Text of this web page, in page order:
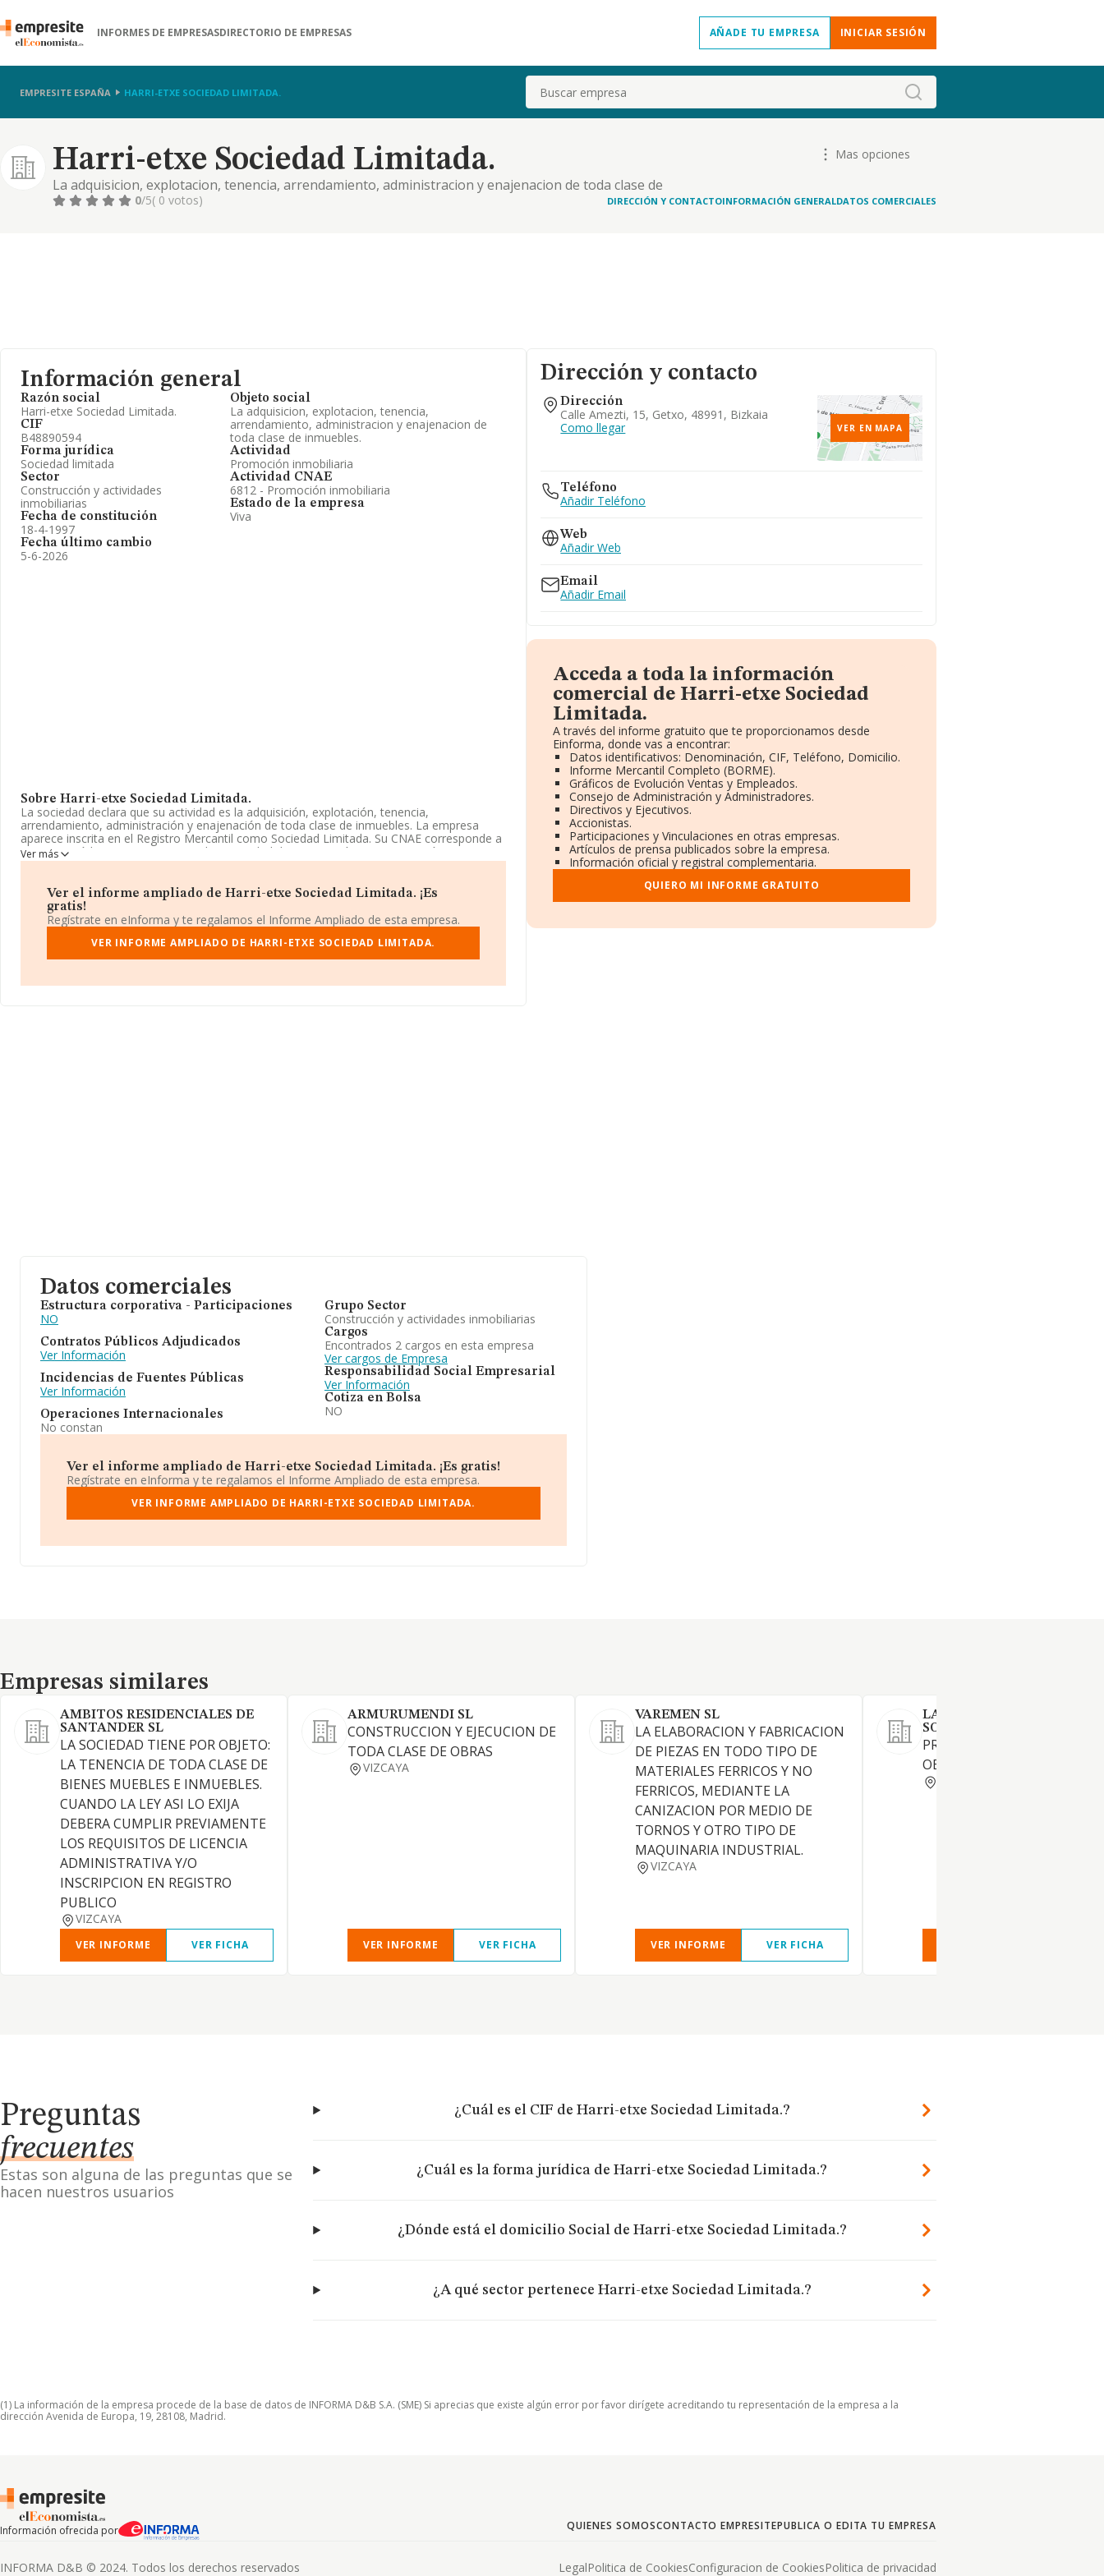
INFORMES DE EMPRESASDIRECTORIO DE EMPRESAS AÑADE TU EMPRESA INICIAR SESIÓN
EMPRESITE ESPAÑA HARRI-ETXE SOCIEDAD LIMITADA. Buscar
Harri-etxe Sociedad Limitada.
La adquisicion, explotacion, tenencia, arrendamiento, administracion y enajenacion de toda clase de
inmuebles.
Mas opciones
0/5( 0 votos) DIRECCIÓN Y CONTACTOINFORMACIÓN GENERALDATOS COMERCIALES
Información general
Razón social
Harri-etxe Sociedad Limitada.
CIF
B48890594
Forma jurídica
Sociedad limitada
Sector
Construcción y actividades
inmobiliarias
Fecha de constitución
18-4-1997
Fecha último cambio
5-6-2026
Objeto social
La adquisicion, explotacion, tenencia,
arrendamiento, administracion y enajenacion de
toda clase de inmuebles.
Actividad
Promoción inmobiliaria
Actividad CNAE
6812 - Promoción inmobiliaria
Estado de la empresa
Viva
Sobre Harri-etxe Sociedad Limitada.
La sociedad declara que su actividad es la adquisición, explotación, tenencia,
arrendamiento, administración y enajenación de toda clase de inmuebles. La empresa
aparece inscrita en el Registro Mercantil como Sociedad Limitada. Su CNAE corresponde a
6812 con código '%cnae%'. No realiza actividad de importación y/o exportación.
social establecido en Calle Amezti núm. 15, (48991), en el municipio de Getxo, en Vizcaya,
País Vasco.
Con los datos a disposición de INFORMA sobre 231.218 empresas pertenecientes al
sector, a nivel nacional la facturación asciende a 29.817 millones de euros y la media de
facturación de ventas entre todas las compañías alcanza los 128 mil euros. Teniendo en
empresas, cuyas ventas han obtenido los 657 millones de euros. Por último, con el fin de
Ver más
Ver el informe ampliado de Harri-etxe Sociedad Limitada. ¡Es
gratis!
Regístrate en eInforma y te regalamos el Informe Ampliado de esta empresa.
VER INFORME AMPLIADO DE HARRI-ETXE SOCIEDAD LIMITADA.
Dirección y contacto
Dirección
Calle Amezti, 15, Getxo, 48991, Bizkaia
Como llegar
VER EN MAPA
Teléfono
Añadir Teléfono
Web
Añadir Web
Email
Añadir Email
Acceda a toda la información
comercial de Harri-etxe Sociedad
Limitada.
A través del informe gratuito que te proporcionamos desde
Einforma, donde vas a encontrar:
Datos identificativos: Denominación, CIF, Teléfono, Domicilio.
Informe Mercantil Completo (BORME).
Gráficos de Evolución Ventas y Empleados.
Consejo de Administración y Administradores.
Directivos y Ejecutivos.
Accionistas.
Participaciones y Vinculaciones en otras empresas.
Artículos de prensa publicados sobre la empresa.
Información oficial y registral complementaria.
QUIERO MI INFORME GRATUITO
Datos comerciales
Estructura corporativa - Participaciones
NO
Contratos Públicos Adjudicados
Ver Información
Incidencias de Fuentes Públicas
Ver Información
Operaciones Internacionales
No constan
Grupo Sector
Construcción y actividades inmobiliarias
Cargos
Encontrados 2 cargos en esta empresa
Ver cargos de Empresa
Responsabilidad Social Empresarial
Ver Información
Cotiza en Bolsa
NO
Ver el informe ampliado de Harri-etxe Sociedad Limitada. ¡Es gratis!
Regístrate en eInforma y te regalamos el Informe Ampliado de esta empresa.
VER INFORME AMPLIADO DE HARRI-ETXE SOCIEDAD LIMITADA.
Empresas similares
Empresas similares
AMBITOS RESIDENCIALES DE
SANTANDER SL
LA SOCIEDAD TIENE POR OBJETO:
LA TENENCIA DE TODA CLASE DE
BIENES MUEBLES E INMUEBLES.
CUANDO LA LEY ASI LO EXIJA
DEBERA CUMPLIR PREVIAMENTE
LOS REQUISITOS DE LICENCIA
ADMINISTRATIVA Y/O
INSCRIPCION EN REGISTRO
PUBLICO
VIZCAYA
VER INFORME VER FICHA
ARMURUMENDI SL
CONSTRUCCION Y EJECUCION DE
TODA CLASE DE OBRAS
VIZCAYA
VER INFORME VER FICHA
VAREMEN SL
LA ELABORACION Y FABRICACION
DE PIEZAS EN TODO TIPO DE
MATERIALES FERRICOS Y NO
FERRICOS, MEDIANTE LA
CANIZACION POR MEDIO DE
TORNOS Y OTRO TIPO DE
MAQUINARIA INDUSTRIAL.
VIZCAYA
VER INFORME VER FICHA
LAS LLANAS DE SESTAO
SOCIEDAD LIMITADA
PROMOCION DE TODA
OBRAS DE CONSTRUCCION
Preguntas
frecuentes
Estas son alguna de las preguntas que se
hacen nuestros usuarios
¿Cuál es el CIF de Harri-etxe Sociedad Limitada.?
¿Cuál es la forma jurídica de Harri-etxe Sociedad Limitada.?
¿Dónde está el domicilio Social de Harri-etxe Sociedad Limitada.?
¿A qué sector pertenece Harri-etxe Sociedad Limitada.?
(1) La información de la empresa procede de la base de datos de INFORMA D&B S.A. (SME) Si aprecias que existe algún error por favor dirígete acreditando tu representación de la empresa a la
dirección Avenida de Europa, 19, 28108, Madrid.
Información ofrecida por QUIENES SOMOSCONTACTO EMPRESITEPUBLICA O EDITA TU EMPRESA
INFORMA D&B © 2024. Todos los derechos reservados LegalPolitica de CookiesConfiguracion de CookiesPolitica de privacidad